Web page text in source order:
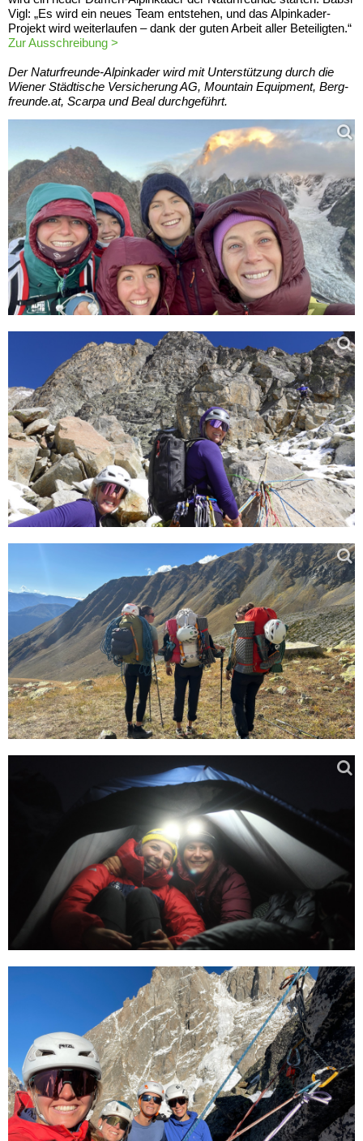
Vigl: „Es wird ein neues Team entstehen, und das Alpinkader-
Projekt wird weiterlaufen – dank der guten Arbeit aller Beteiligten.“
Zur Ausschreibung >
Der Naturfreunde-Alpinkader wird mit Unterstützung durch die
Wiener Städtische Versicherung AG, Mountain Equipment, Berg-
freunde.at, Scarpa und Beal durchgeführt.